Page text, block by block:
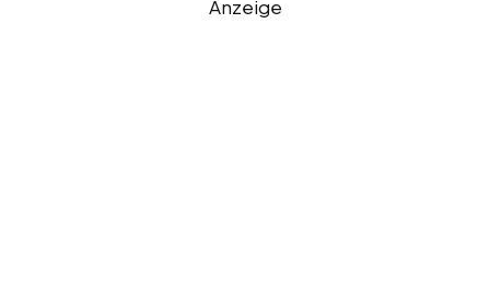
Anzeige